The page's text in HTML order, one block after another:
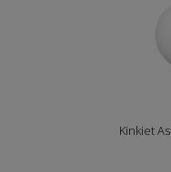
Kinkiet